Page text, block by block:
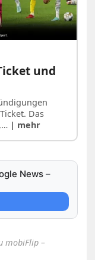
und
Das
| mehr
News –
mobiFlip –